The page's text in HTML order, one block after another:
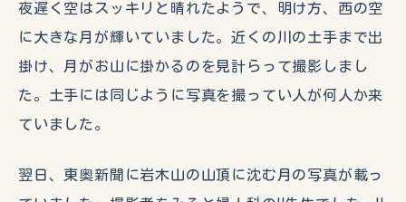
夜遅く空はスッキリと晴れたようで、明け方、西の空
に大きな月が輝いていました。近くの川の土手まで出
掛け、月がお山に掛かるのを見計らって撮影しまし
た。土手には同じように写真を撮ってい人が何人か来
ていました。
翌日、東奥新聞に岩木山の山頂に沈む月の写真が載っ